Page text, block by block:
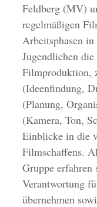
Feldberg (MV)
regelmäßigen
Arbeitsphasen
Jugendlichen
Filmproduktion,
(Ideenfindung,
(Planung,
(Kamera, Ton,
Einblicke in die
Filmschaffens.
Gruppe erfahren
Verantwortung
übernehmen